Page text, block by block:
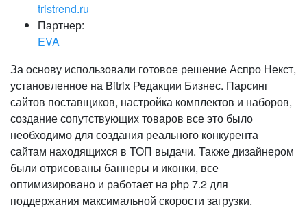
tristrend.ru
Партнер:
EVA
За основу использовали готовое решение Аспро Некст,
установленное на Bitrix Редакции Бизнес. Парсинг
сайтов поставщиков, настройка комплектов и наборов,
создание сопутствующих товаров все это было
необходимо для создания реального конкурента
сайтам находящихся в ТОП выдачи. Также дизайнером
были отрисованы баннеры и иконки, все
оптимизировано и работает на php 7.2 для
поддержания максимальной скорости загрузки.